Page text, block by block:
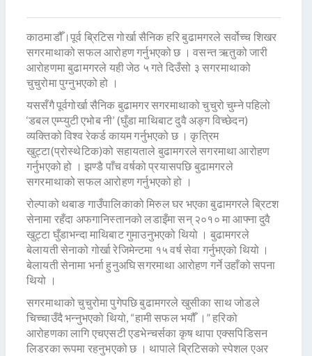
काठमाडौँ।पूर्व ब्रिटिस गोर्खा सैनिक हरि बुढामगरले सर्वोच्च शिखर
सगरमाथाको सफल आरोहण गर्नुभएको छ । वसन्त ऋतुको जारी
आरोहणमा बुढामगरले यही जेठ ५ गते दिउँसो ३ सगरमाथाको
चुचुरोमा पुग्नुभएको हो ।
यससँगै पूर्वगोर्खा सैनिक बुढामगर सगरमाथाको चुचुरो चुम्ने पहिलो
‘डबल एम्प्युटी एभोब नी’ (घुँडा माथिबाट दुवै अङ्ग विच्छेदन)
व्यक्तिको विश्व रेकर्ड कायम गर्नुभएको छ । कृत्रिम
खुट्टा(प्रोस्थेटिक)को सहायताले बुढामगरले सगरमाथा आरोहण
गर्नुभएको हो । झण्डै पाँच वर्षको प्रयासपछि बुढामगरले
सगरमाथाको सफल आरोहण गर्नुभएको हो ।
रोल्पाको थबाङ गाउँपालिकाको मिरुल घर भएका बुढामगरले ब्रिटश
सेनामा रहँदा अफगानिस्तानको लडाइँमा सन् २०१० मा आफ्ना दुवै
खुट्टा घुँडाभन्दा माथिबाट गुमाउनुभएको थियो । बुढामगरले
बेलायती सेनाको गोर्खा रेजिमेन्टमा १५ वर्ष सेवा गर्नुभएको थियो ।
बेलायती सेनामा भर्ना हुनुअघि सगरमाथा आरोहण गर्ने उहाँको सपना
थियो ।
सगरमाथाको चुचुरोमा पुगेपछि बुढामगरले खुसीका साथ जोडले
चिच्चाउँदै भन्नुभएको थियो, “हामी सफल भयौँ ।” हरिको
आरोहणका लागि एचएसटी एडभेन्चर्सका कृष थापा एक्सपिडिसन
लिडरका रूपमा रहनुभएको छ । थापाले ब्रिटिसको स्पेशल एअर